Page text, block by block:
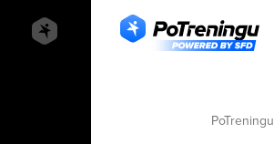
PoTreningu